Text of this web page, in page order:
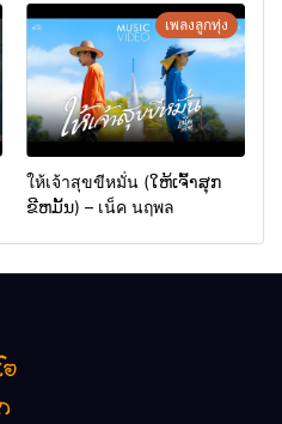
เพลงลูกทุ่ง
ให้เจ้าสุขขีหมั่น (ໃຫ້ເຈົ້າສຸກ
ຂີຫມັ້ນ) – เน็ค นฤพล